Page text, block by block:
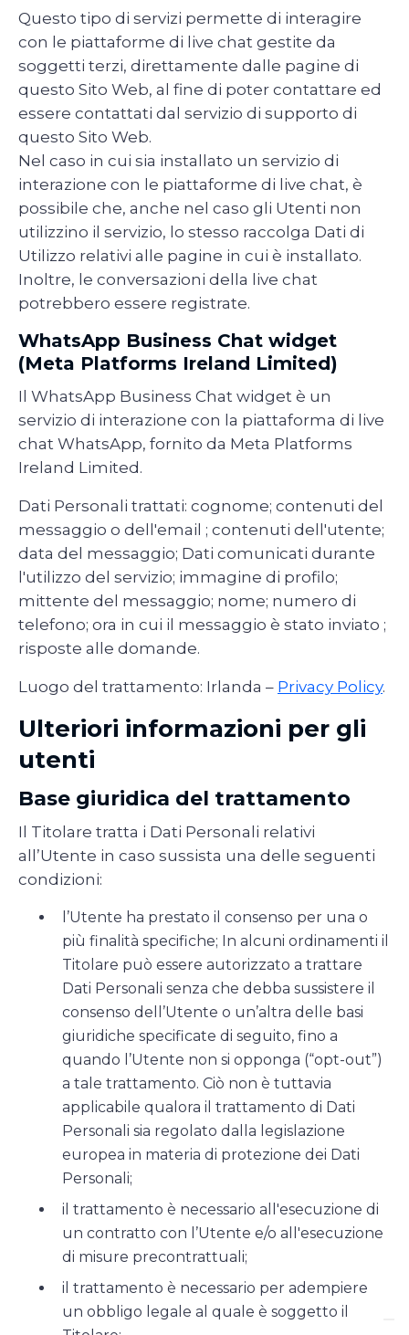
Questo tipo di servizi permette di interagire
con le piattaforme di live chat gestite da
soggetti terzi, direttamente dalle pagine di
questo Sito Web, al fine di poter contattare ed
essere contattati dal servizio di supporto di
questo Sito Web.
Nel caso in cui sia installato un servizio di
interazione con le piattaforme di live chat, è
possibile che, anche nel caso gli Utenti non
utilizzino il servizio, lo stesso raccolga Dati di
Utilizzo relativi alle pagine in cui è installato.
Inoltre, le conversazioni della live chat
potrebbero essere registrate.
WhatsApp Business Chat widget
(Meta Platforms Ireland Limited)
Il WhatsApp Business Chat widget è un
servizio di interazione con la piattaforma di live
chat WhatsApp, fornito da Meta Platforms
Ireland Limited.
Dati Personali trattati: cognome; contenuti del
messaggio o dell'email ; contenuti dell'utente;
data del messaggio; Dati comunicati durante
l'utilizzo del servizio; immagine di profilo;
mittente del messaggio; nome; numero di
telefono; ora in cui il messaggio è stato inviato ;
risposte alle domande.
Luogo del trattamento: Irlanda – Privacy Policy.
Ulteriori informazioni per gli
utenti
Base giuridica del trattamento
Il Titolare tratta i Dati Personali relativi
all’Utente in caso sussista una delle seguenti
condizioni:
l’Utente ha prestato il consenso per una o
più finalità specifiche; In alcuni ordinamenti il
Titolare può essere autorizzato a trattare
Dati Personali senza che debba sussistere il
consenso dell’Utente o un’altra delle basi
giuridiche specificate di seguito, fino a
quando l’Utente non si opponga (“opt-out”)
a tale trattamento. Ciò non è tuttavia
applicabile qualora il trattamento di Dati
Personali sia regolato dalla legislazione
europea in materia di protezione dei Dati
Personali;
il trattamento è necessario all'esecuzione di
un contratto con l’Utente e/o all'esecuzione
di misure precontrattuali;
il trattamento è necessario per adempiere
un obbligo legale al quale è soggetto il